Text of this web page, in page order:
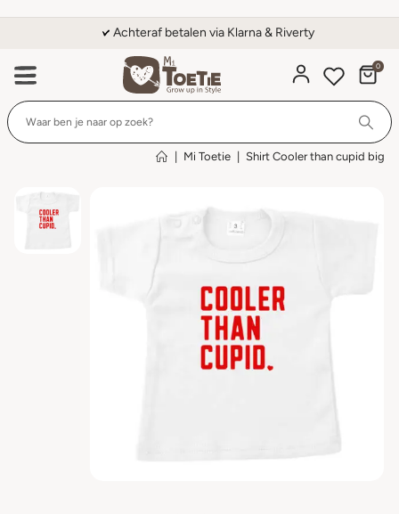
Achteraf betalen via Klarna & Riverty
0
Mi Toetie Shirt Cooler than cupid big